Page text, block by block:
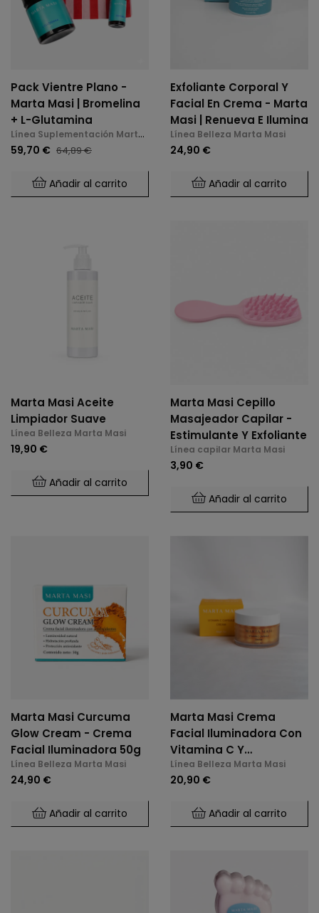
Pack Vientre Plano -
Marta Masi | Bromelina
+ L-Glutamina
Línea Suplementación Marta
Masi
59,70 € 64,89 €
Añadir al carrito
Exfoliante Corporal Y
Facial En Crema - Marta
Masi | Renueva E Ilumina
Línea Belleza Marta Masi
24,90 €
Añadir al carrito
Marta Masi Aceite
Limpiador Suave
Línea Belleza Marta Masi
19,90 €
Añadir al carrito
Marta Masi Cepillo
Masajeador Capilar -
Estimulante Y Exfoliante
Línea capilar Marta Masi
3,90 €
Añadir al carrito
Marta Masi Curcuma
Glow Cream - Crema
Facial Iluminadora 50g
Línea Belleza Marta Masi
24,90 €
Añadir al carrito
Marta Masi Crema
Facial Iluminadora Con
Vitamina C Y
Niacinamida
Línea Belleza Marta Masi
20,90 €
Añadir al carrito